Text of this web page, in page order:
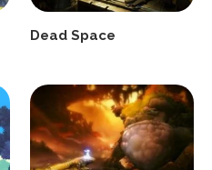
Dead Space